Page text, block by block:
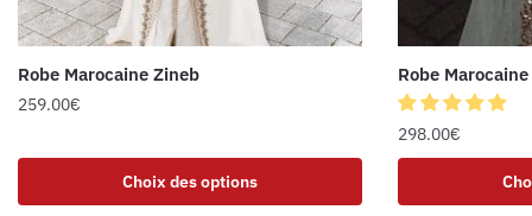
Robe Marocaine Zineb
259.00€
Choix des options
Robe Marocaine
298.00€